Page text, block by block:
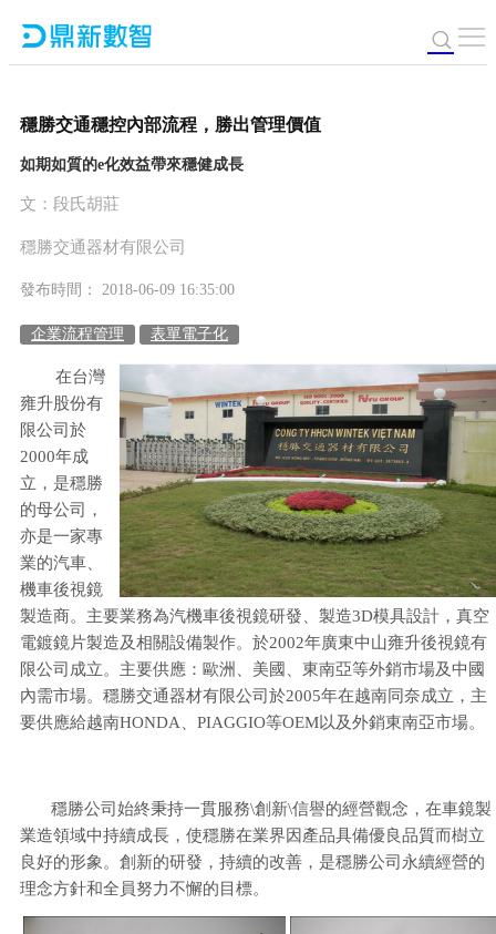
穩勝交通穩控內部流程，勝出管理價值
如期如質的e化效益帶來穩健成長
文：段氏胡莊
穩勝交通器材有限公司
發布時間： 2018-06-09 16:35:00
企業流程管理 表單電子化
在台灣
雍升股份有
限公司於
2000年成
立，是穩勝
的母公司，
亦是一家專
業的汽車、
機車後視鏡
製造商。主要業務為汽機車後視鏡研發、製造3D模具設計，真空
電鍍鏡片製造及相關設備製作。於2002年廣東中山雍升後視鏡有
限公司成立。主要供應：歐洲、美國、東南亞等外銷市場及中國
內需市場。穩勝交通器材有限公司於2005年在越南同奈成立，主
要供應給越南HONDA、PIAGGIO等OEM以及外銷東南亞市場。
穩勝公司始終秉持一貫服務\創新\信譽的經營觀念，在車鏡製
業造領域中持續成長，使穩勝在業界因產品具備優良品質而樹立
良好的形象。創新的研發，持續的改善，是穩勝公司永續經營的
理念方針和全員努力不懈的目標。